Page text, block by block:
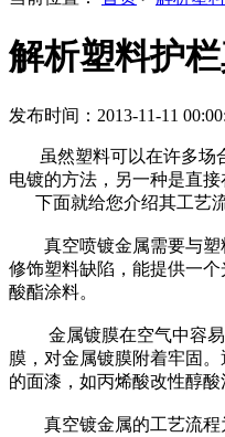
解析塑料护
发布时间：2013-11-11
虽然塑料可以在许多场合
电镀的方法，另一种是直
下面就给您介绍其工艺流
真空喷镀金属需要与塑料
修饰塑料缺陷，能提供一
酸酯涂料。
金属镀膜在空气中容易氧
膜，对金属镀膜附着牢固
的面漆，如丙烯酸改性醇
真空镀金属的工艺流程